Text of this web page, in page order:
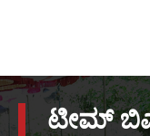
ಟೀಮ್